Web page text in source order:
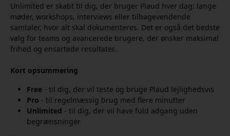
Unlimited er skabt til dig, der bruger Plaud hver dag: lange
møder, workshops, interviews eller tilbagevendende
samtaler, hvor alt skal dokumenteres. Det er også det bedste
valg for teams og avancerede brugere, der ønsker maksimal
frihed og ensartede resultater.
Kort opsummering
Free - til dig, der vil teste og bruge Plaud lejlighedsvis
Pro - til regelmæssig brug med flere minutter
Unlimited - til dig, der vil have fuld adgang uden
begrænsninger